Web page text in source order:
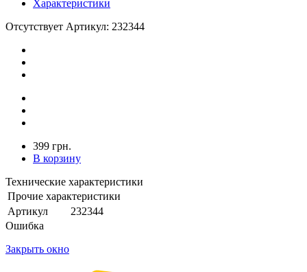
Характеристики
Отсутствует Артикул: 232344
399 грн.
В корзину
Технические характеристики
Прочие характеристики
Артикул
232344
Ошибка
Закрыть окно